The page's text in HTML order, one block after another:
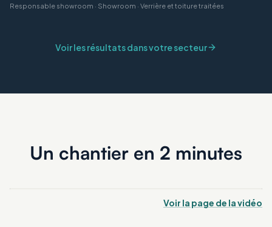
Responsable showroom · Showroom · Verrière et toiture traitées
Voir les résultats dans votre secteur
Un chantier en 2 minutes
Voir la page de la vidéo